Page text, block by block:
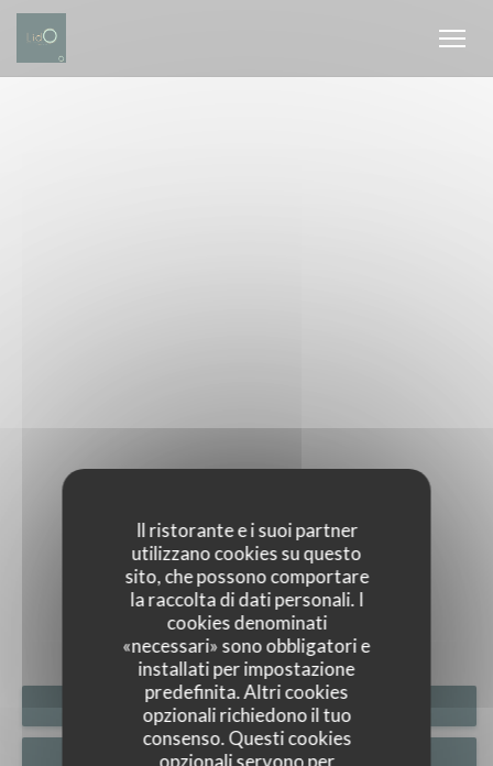
Personalizzazione delle tue scelte sui cookie
Il ristorante e i suoi partner
utilizzano cookies su questo
sito, che possono comportare
la raccolta di dati personali. I
cookies denominati
«necessari» sono obbligatori e
installati per impostazione
predefinita. Altri cookies
opzionali richiedono il tuo
consenso. Questi cookies
opzionali servono per
FOTO
PRENOTA
PRIVATIZZAZIONE